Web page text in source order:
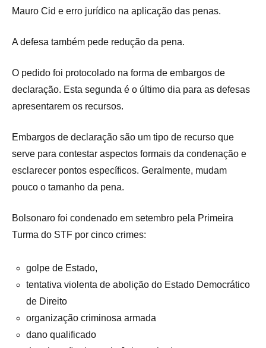
Mauro Cid e erro jurídico na aplicação das penas.
A defesa também pede redução da pena.
O pedido foi protocolado na forma de embargos de
declaração. Esta segunda é o último dia para as defesas
apresentarem os recursos.
Embargos de declaração são um tipo de recurso que
serve para contestar aspectos formais da condenação e
esclarecer pontos específicos. Geralmente, mudam
pouco o tamanho da pena.
Bolsonaro foi condenado em setembro pela Primeira
Turma do STF por cinco crimes:
golpe de Estado,
tentativa violenta de abolição do Estado Democrático
de Direito
organização criminosa armada
dano qualificado